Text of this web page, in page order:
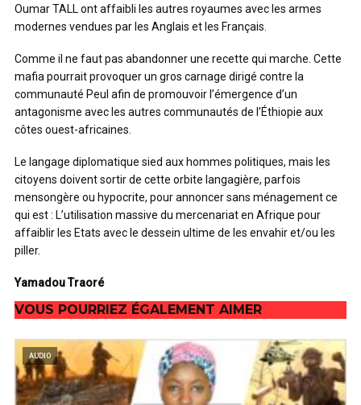
Oumar TALL ont affaibli les autres royaumes avec les armes
modernes vendues par les Anglais et les Français.
Comme il ne faut pas abandonner une recette qui marche. Cette
mafia pourrait provoquer un gros carnage dirigé contre la
communauté Peul afin de promouvoir l’émergence d’un
antagonisme avec les autres communautés de l’Éthiopie aux
côtes ouest-africaines.
Le langage diplomatique sied aux hommes politiques, mais les
citoyens doivent sortir de cette orbite langagière, parfois
mensongère ou hypocrite, pour annoncer sans ménagement ce
qui est : L’utilisation massive du mercenariat en Afrique pour
affaiblir les Etats avec le dessein ultime de les envahir et/ou les
piller.
Yamadou Traoré
VOUS POURRIEZ ÉGALEMENT AIMER
AUDIO